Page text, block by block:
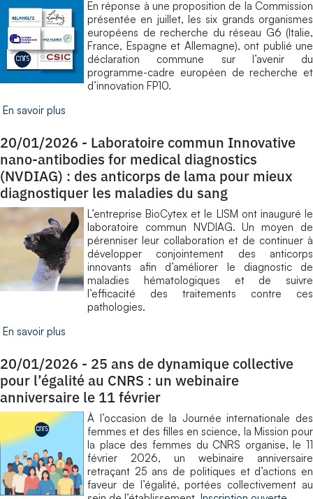
En réponse à une proposition de la Commission
présentée en juillet, les six grands organismes
européens de recherche du réseau G6 (Italie,
France, Espagne et Allemagne), ont publié une
déclaration commune sur l’avenir du
programme-cadre européen de recherche et
d’innovation FP10.
En savoir plus
20/01/2026 - Laboratoire commun Innovative
nano-antibodies for medical diagnostics
(NVDIAG) : des anticorps de lama pour mieux
diagnostiquer les maladies du sang
L’entreprise BioCytex et le LISM ont inauguré le
laboratoire commun NVDIAG. Un moyen de
pérenniser leur collaboration et de continuer à
développer conjointement des anticorps
innovants afin d’améliorer le diagnostic de
maladies hématologiques et de suivre
l’efficacité des traitements contre ces
pathologies.
En savoir plus
20/01/2026 - 25 ans de dynamique collective
pour l’égalité au CNRS : un webinaire
anniversaire le 11 février
À l’occasion de la Journée internationale des
femmes et des filles en science, la Mission pour
la place des femmes du CNRS organise, le 11
février 2026, un webinaire anniversaire
retraçant 25 ans de politiques et d’actions en
faveur de l’égalité, portées collectivement au